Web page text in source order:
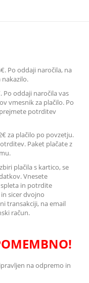
Po oddaji naročila, na
.
Po oddaji naročila vas
vmesnik za plačilo. Po
potrditev
za plačilo po povzetju.
Paket plačate z
plačila s kartico, se
Vnesete
in potrdite
sicer dvojno
transakciji, na email
račun.
na odpremo in